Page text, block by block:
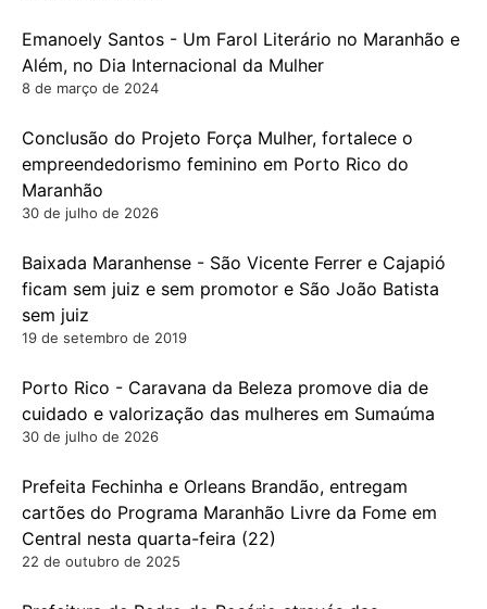
Emanoely Santos - Um Farol Literário no Maranhão e
Além, no Dia Internacional da Mulher
8 de março de 2024
Conclusão do Projeto Força Mulher, fortalece o
empreendedorismo feminino em Porto Rico do
Maranhão
30 de julho de 2026
Baixada Maranhense - São Vicente Ferrer e Cajapió
ficam sem juiz e sem promotor e São João Batista
sem juiz
19 de setembro de 2019
Porto Rico - Caravana da Beleza promove dia de
cuidado e valorização das mulheres em Sumaúma
30 de julho de 2026
Prefeita Fechinha e Orleans Brandão, entregam
cartões do Programa Maranhão Livre da Fome em
Central nesta quarta-feira (22)
22 de outubro de 2025